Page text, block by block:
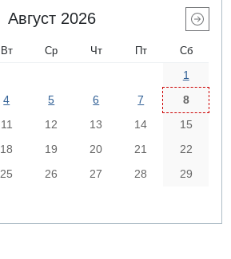
Август 2026
Вт Ср Чт Пт Сб
1
4 5 6 7
8
11 12 13 14
15
18 19 20 21
22
25 26 27 28
29